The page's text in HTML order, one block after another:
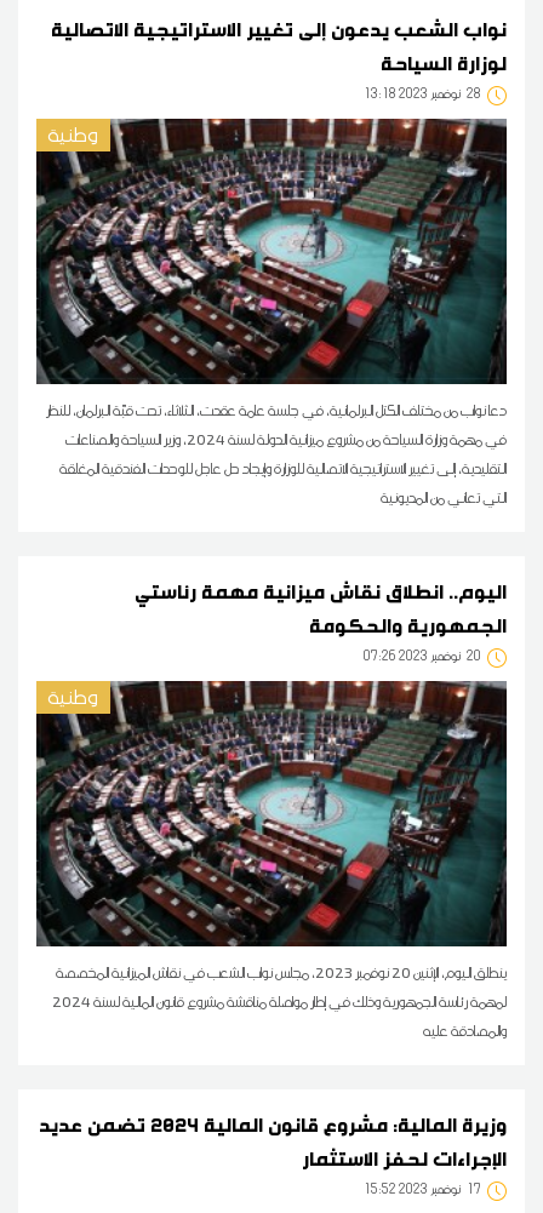
نواب الشعب يدعون إلى تغيير الاستراتيجية الاتصالية
لوزارة السياحة
28 13:18 2023 نوفمبر
وطنية
دعا نواب من مختلف الكتل البرلمانية، في جلسة عامة عقدت، الثلاثاء، تحت قبّة البرلمان، للنظر
في مهمة وزارة السياحة من مشروع ميزانية الدولة لسنة 2024، وزير السياحة والصناعات
التقليدية، إلى تغيير الاستراتيجية الاتصالية للوزارة وإيجاد حل عاجل للوحدات الفندقية المغلقة
التي تعاني من المديونية
اليوم.. انطلاق نقاش ميزانية مهمة رئاستي
الجمهورية والحكومة
20 07:26 2023 نوفمبر
وطنية
ينطلق اليوم، الإثنين 20 نوفمبر 2023، مجلس نواب الشعب في نقاش الميزانية المخصصة
لمهمة رئاسة الجمهورية وذلك في إطار مواصلة مناقشة مشروع قانون المالية لسنة 2024
والمصادقة عليه
وزيرة المالية: مشروع قانون المالية 2024 تضمن عديد
الإجراءات لحفز الاستثمار
17 15:52 2023 نوفمبر